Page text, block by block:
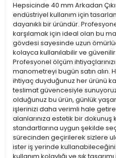
Hepsicinde 40 mm Arkadan
endüstriyel kullanım için
dayanıklı bir üründür.
karşılamak için ideal olan bu
gövdesi sayesinde uzun
kolayca kullanılabilir ve
Profesyonel ölçüm
manometreyi bugün satın alın.
ihtiyaç duyduğunuz her ürünü
teslimat güvencesiyle
olduğunuz bu ürün, günlük
işlerinizi daha verimli hale
alanlarınıza estetik bir dokunuş
standartlarına uygun şekilde
sürecinden geçirilerek sizlere
ister iş yerinde kullanabileceğiniz